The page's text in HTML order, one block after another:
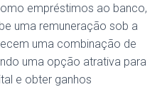
empréstimos ao banco,
uma remuneração sob a
uma combinação de
uma opção atrativa para
e obter ganhos